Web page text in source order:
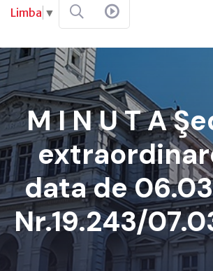
Limba ▼
M I N U T A
data de
Nr.19.243/